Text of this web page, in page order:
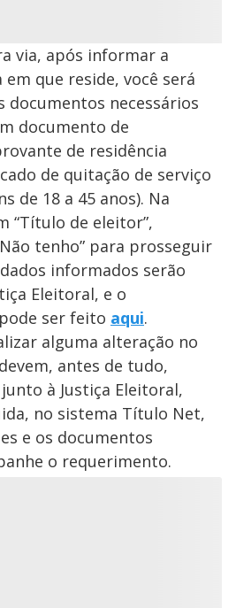
via, após informar a
que reside, você será
documentos necessários
documento de
de residência
de quitação de serviço
de 18 a 45 anos). Na
“Título de eleitor”,
tenho” para prosseguir
informados serão
Eleitoral, e o
ser feito aqui.
alguma alteração no
antes de tudo,
à Justiça Eleitoral,
no sistema Título Net,
e os documentos
o requerimento.